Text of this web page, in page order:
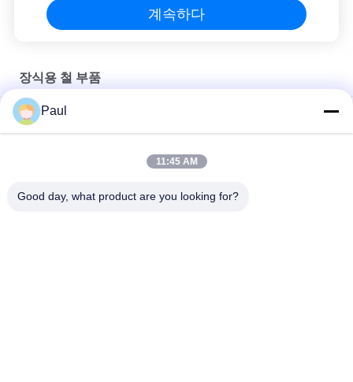
계속하다
장식용 철 부품
주사철 고대 장식 철 부품 정원 꽃 냄비 182 KGS 무게
Paul
11:45 AM
Good day, what product are you looking for?